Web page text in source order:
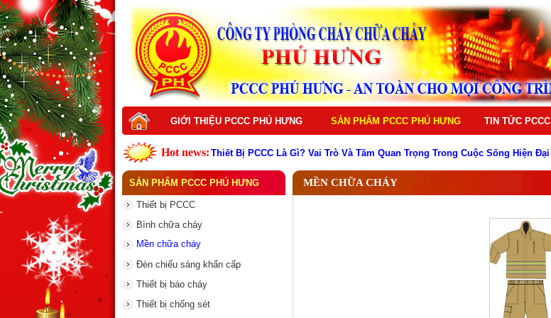
GIỚI THIỆU PCCC PHÚ HƯNG SẢN PHẨM PCCC PHÚ HƯNG TIN TỨC PCCC
Hot news: Thiết Bị PCCC Là Gì? Vai Trò Và Tầm Quan Trọng Trong Cuộc Sống Hiện Đại
Vì sao nên đầu tư thiết bị PCCC chất lượng cao
Dịch vụ thiết kế hệ thống PCCC
Dịch vụ bảo trì hệ thống PCCC
Thiết bị PCCC là gì ? Vai trò quan trọng trong phòng cháy chữa cháy
SẢN PHẨM PCCC PHÚ HƯNG
Thiết bị PCCC
Bình chữa cháy
Mền chữa cháy
Đèn chiếu sáng khẩn cấp
Thiết bị báo cháy
Thiết bị chống sét
MỀN CHỮA CHÁY